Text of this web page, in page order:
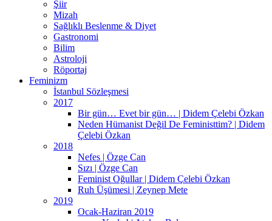
Şiir
Mizah
Sağlıklı Beslenme & Diyet
Gastronomi
Bilim
Astroloji
Röportaj
Feminizm
İstanbul Sözleşmesi
2017
Bir gün… Evet bir gün… | Didem Çelebi Özkan
Neden Hümanist Değil De Feministtim? | Didem
Çelebi Özkan
2018
Nefes | Özge Can
Sızı | Özge Can
Feminist Oğullar | Didem Çelebi Özkan
Ruh Üşümesi | Zeynep Mete
2019
Ocak-Haziran 2019